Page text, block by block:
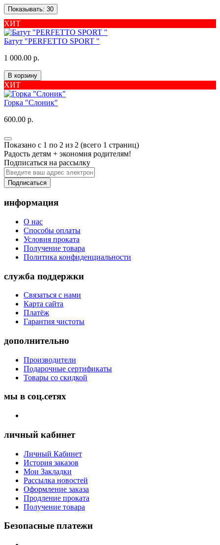
Показывать: 30
ХИТ
Батут "PERFETTO SPORT "
1 000.00 р.
В корзину
ХИТ
Горка "Слоник"
600.00 р.
Показано с 1 по 2 из 2 (всего 1 страниц)
Радость детям + экономия родителям!
Подписаться на рассылку
Подписаться
информация
О нас
Способы оплаты
Условия проката
Получение товара
Политика конфиденциальности
служба поддержки
Связаться с нами
Карта сайта
Платёж
Гарантия чистоты
дополнительно
Производители
Подарочные сертификаты
Товары со скидкой
мы в соц.сетях
личный кабинет
Личный Кабинет
История заказов
Мои Закладки
Рассылка новостей
Оформление заказа
Продление проката
Получение товара
Безопасные платежи